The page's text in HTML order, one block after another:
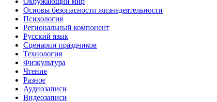
Основы безопасности жизнедеятельности
Психология
Региональный компонент
Русский язык
Сценарии праздников
Технология
Физкультура
Чтение
Разное
Аудиозаписи
Видеозаписи